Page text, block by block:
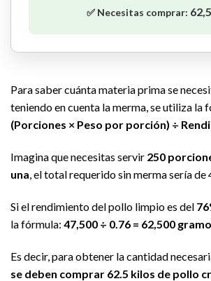
✅ Necesitas comprar:
Para saber cuánta materia prima se
teniendo en cuenta la merma, se utiliza la
(Porciones × Peso por porción) ÷
Imagina que necesitas servir 250
una, el total requerido sin merma sería de
Si el rendimiento del pollo limpio es del
la fórmula: 47,500 ÷ 0.76 = 62,500
Es decir, para obtener la cantidad
se deben comprar 62.5 kilos de pollo